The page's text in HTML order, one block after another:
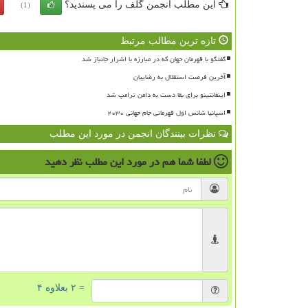
این مطلب انجمن گلف را می پسندید؟ (1)
تازه ترین مطالب مرتبط
گفتگو با قهرمان جهان که در مبارزه با اشرار جانباز شد
آخرین فرصت استقلال به رضاییان
اینفانتینو برای بقا دست به دامن ترامپ شد
اسپانیا شانس اول قهرمانی جام جهانی ۲۰۳۰
نظرات بینندگان انجمن در مورد این مطلب
لطفا شما همدر مورد این مطلبنظر دهید
= ۲ بعلاوه ۴